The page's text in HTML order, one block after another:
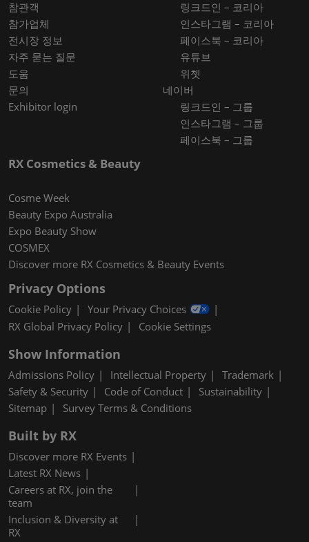
참관객
참가업체
전시장 정보
자주 묻는 질문
도움
문의
Exhibitor login
링크드인 – 코리아
인스타그램 – 코리아
페이스북 – 코리아
유튜브
위쳇
네이버
링크드인 – 그룹
인스타그램 – 그룹
페이스북 – 그룹
RX Cosmetics & Beauty
Cosme Week
Beauty Expo Australia
Expo Beauty Show
COSMEX
Discover more RX Cosmetics & Beauty Events
Privacy Options
Cookie Policy
Your Privacy Choices
RX Global Privacy Policy
Cookie Settings
Show Information
Admissions Policy Intellectual Property
Trademark
Safety & Security
Code of Conduct
Sustainability
Sitemap
Survey Terms & Conditions
Built by RX
Discover more RX Events
Latest RX News
Careers at RX, join the
team
Inclusion & Diversity at
RX